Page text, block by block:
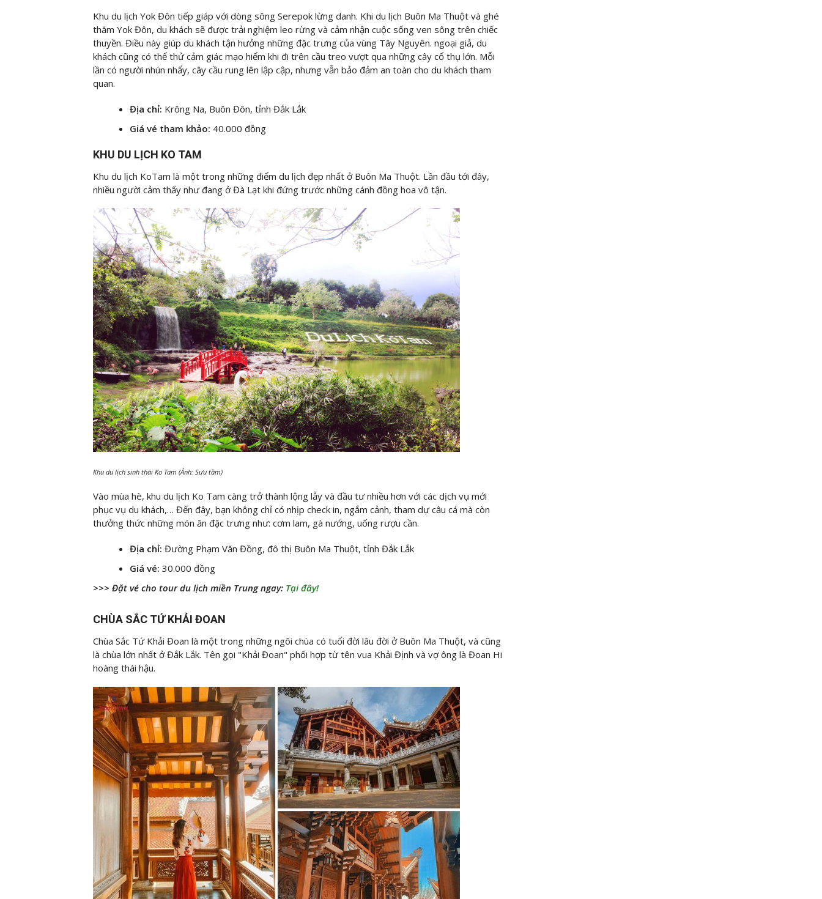
Khu du lịch Yok Đôn tiếp giáp với dòng sông Serepok lừng danh. Khi du lịch Buôn Ma Thuột và ghé
thăm Yok Đôn, du khách sẽ được trải nghiệm leo rừng và cảm nhận cuộc sống ven sông trên chiếc
thuyền. Điều này giúp du khách tận hưởng những đặc trưng của vùng Tây Nguyên. ngoại giả, du
khách cũng có thể thử cảm giác mạo hiểm khi đi trên cầu treo vượt qua những cây cổ thụ lớn. Mỗi
lần có người nhún nhẩy, cây cầu rung lên lập cập, nhưng vẫn bảo đảm an toàn cho du khách tham
quan.
Địa chỉ: Krông Na, Buôn Đôn, tỉnh Đắk Lắk
Giá vé tham khảo: 40.000 đồng
KHU DU LỊCH KO TAM
Khu du lịch KoTam là một trong những điểm du lịch đẹp nhất ở Buôn Ma Thuột. Lần đầu tới đây,
nhiều người cảm thấy như đang ở Đà Lạt khi đứng trước những cánh đồng hoa vô tận.
Khu du lịch sinh thái Ko Tam (Ảnh: Sưu tầm)
Vào mùa hè, khu du lịch Ko Tam càng trở thành lộng lẫy và đầu tư nhiều hơn với các dịch vụ mới
phục vụ du khách,… Đến đây, bạn không chỉ có nhịp check in, ngắm cảnh, tham dự câu cá mà còn
thưởng thức những món ăn đặc trưng như: cơm lam, gà nướng, uống rượu cần.
Địa chỉ: Đường Phạm Văn Đồng, đô thị Buôn Ma Thuột, tỉnh Đắk Lắk
Giá vé: 30.000 đồng
>>> Đặt vé cho tour du lịch miền Trung ngay: Tại đây!
CHÙA SẮC TỨ KHẢI ĐOAN
Chùa Sắc Tứ Khải Đoan là một trong những ngôi chùa có tuổi đời lâu đời ở Buôn Ma Thuột, và cũng
là chùa lớn nhất ở Đắk Lắk. Tên gọi "Khải Đoan" phối hợp từ tên vua Khải Định và vợ ông là Đoan Hi
hoàng thái hậu.